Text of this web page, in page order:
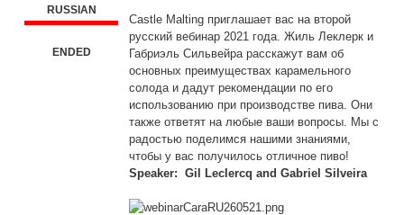
RUSSIAN
ENDED
Castle Malting приглашает вас на второй
русский вебинар 2021 года. Жиль Леклерк и
Габриэль Сильвейра расскажут вам об
основных преимуществах карамельного
солода и дадут рекомендации по его
использованию при производстве пива. Они
также ответят на любые ваши вопросы. Мы с
радостью поделимся нашими знаниями,
чтобы у вас получилось отличное пиво!
Speaker: Gil Leclercq and Gabriel Silveira